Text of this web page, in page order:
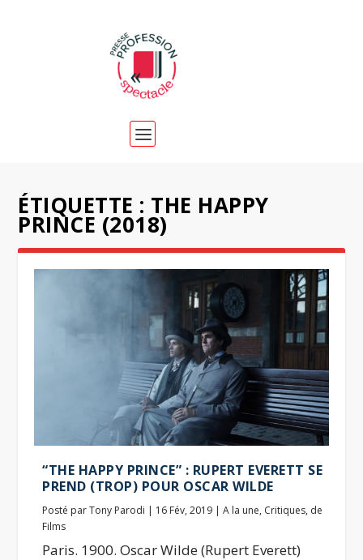
ÉTIQUETTE : THE HAPPY
PRINCE (2018)
“THE HAPPY PRINCE” : RUPERT EVERETT SE
PREND (TROP) POUR OSCAR WILDE
Posté parTony Parodi | 16 Fév, 2019 |A la une, Critiques, de
Films
Paris. 1900. Oscar Wilde (Rupert Everett)